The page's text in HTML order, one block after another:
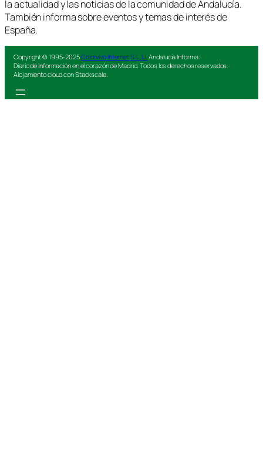
la actualidad y las noticias de la comunidad de Andalucía.
También informa sobre eventos y temas de interés de
España.
Copyright © 1995-2025Colorvivo Internet S.L.U. Andalucía Informa.
Diario de información en el corazón de Madrid. Todos los derechos reservados.
Alojamiento cloud con Stackscale.